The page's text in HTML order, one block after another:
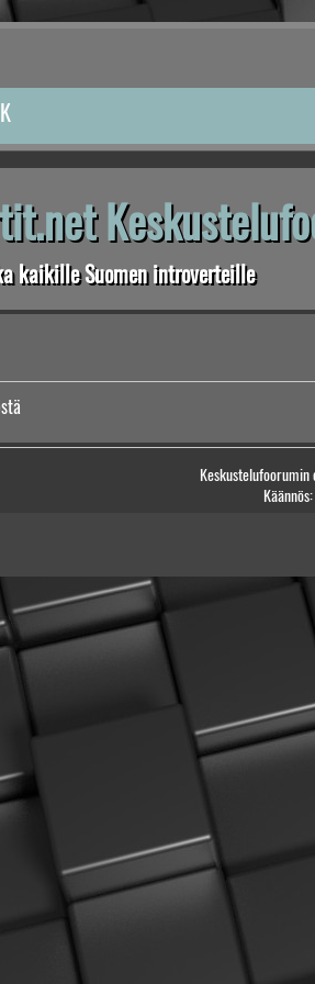
kaikille Suomen introverteille
Keskustelufoorumin